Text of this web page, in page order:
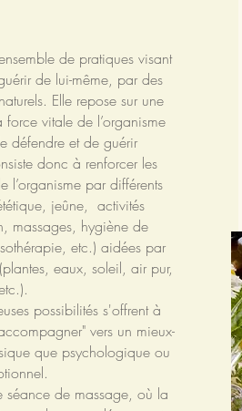
de pratiques visant
de lui-même, par des
Elle repose sur une
vitale de l’organisme
défendre et de guérir
donc à renforcer les
l’organisme par différents
jeûne, activités
massages, hygiène de
etc.) aidées par
eaux, soleil, air pur,
possibilités s'offrent à
vers un mieux-
que psychologique ou
séance de massage, où la